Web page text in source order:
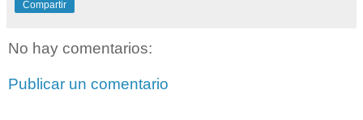
Compartir
No hay comentarios:
Publicar un comentario